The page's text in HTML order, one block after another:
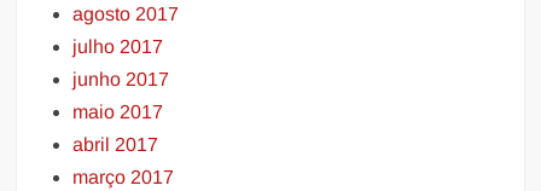
agosto 2017
julho 2017
junho 2017
maio 2017
abril 2017
março 2017